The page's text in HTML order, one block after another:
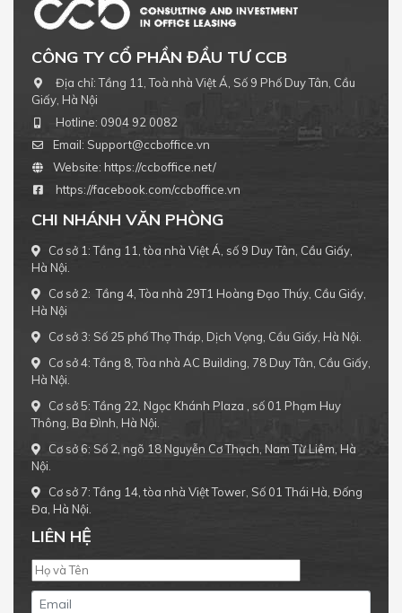
CÔNG TY CỔ PHẦN ĐẦU TƯ CCB
Địa chỉ:Tầng 11, Toà nhà Việt Á, Số 9 Phố Duy Tân, Cầu
Giấy, Hà Nội
Hotline: 0904 92 0082
Email: Support@ccboffice.vn
Website: https://ccboffice.net/
https://facebook.com/ccboffice.vn
CHI NHÁNH VĂN PHÒNG
Cơ sở 1: Tầng 11, tòa nhà Việt Á, số 9 Duy Tân, Cầu Giấy,
Hà Nội.
Cơ sở 2: Tầng 4, Tòa nhà 29T1 Hoàng Đạo Thúy, Cầu Giấy,
Hà Nội
Cơ sở 3: Số 25 phố Thọ Tháp, Dịch Vọng, Cầu Giấy, Hà Nội.
Cơ sở 4: Tầng 8, Tòa nhà AC Building, 78 Duy Tân, Cầu Giấy,
Hà Nội.
Cơ sở 5: Tầng 22, Ngọc Khánh Plaza , số 01 Phạm Huy
Thông, Ba Đình, Hà Nội.
Cơ sở 6: Số 2, ngõ 18 Nguyễn Cơ Thạch, Nam Từ Liêm, Hà
Nội.
Cơ sở 7: Tầng 14, tòa nhà Việt Tower, Số 01 Thái Hà, Đống
Đa, Hà Nội.
LIÊN HỆ